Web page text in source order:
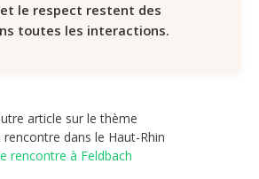
le respect restent des
toutes les interactions.
article sur le thème
rencontre dans le Haut-Rhin
rencontre à Feldbach